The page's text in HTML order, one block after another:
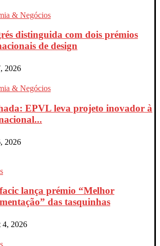
& Negócios
distinguida com dois prémios
de design
2026
& Negócios
EPVL leva projeto inovador à
2026
lança prémio “Melhor
das tasquinhas
4, 2026